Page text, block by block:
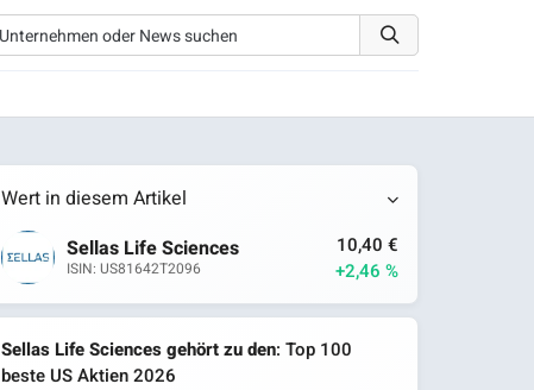
Wert in diesem Artikel
Sellas Life Sciences
ISIN: US81642T2096
10,40 €
+2,46 %
Sellas Life Sciences gehört zu den: Top 100
beste US Aktien 2026